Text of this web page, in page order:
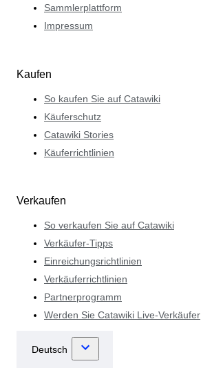
Sammlerplattform
Impressum
Kaufen
So kaufen Sie auf Catawiki
Käuferschutz
Catawiki Stories
Käuferrichtlinien
Verkaufen
So verkaufen Sie auf Catawiki
Verkäufer-Tipps
Einreichungsrichtlinien
Verkäuferrichtlinien
Partnerprogramm
Werden Sie Catawiki Live-Verkäufer